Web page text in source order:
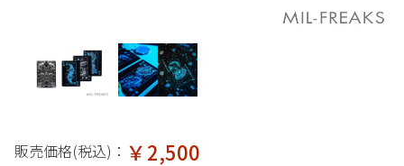
販売価格(税込)： ￥2,500